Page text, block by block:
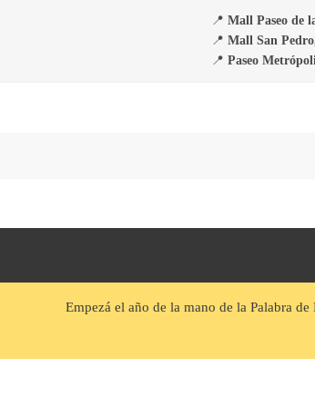
📍 Mall Paseo de
📍 Mall San
📍 Paseo
Empezá el año de la mano de la Palabra de